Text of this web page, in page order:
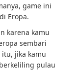
game ini
Eropa.
karena kamu
sembari
jika kamu
pulau